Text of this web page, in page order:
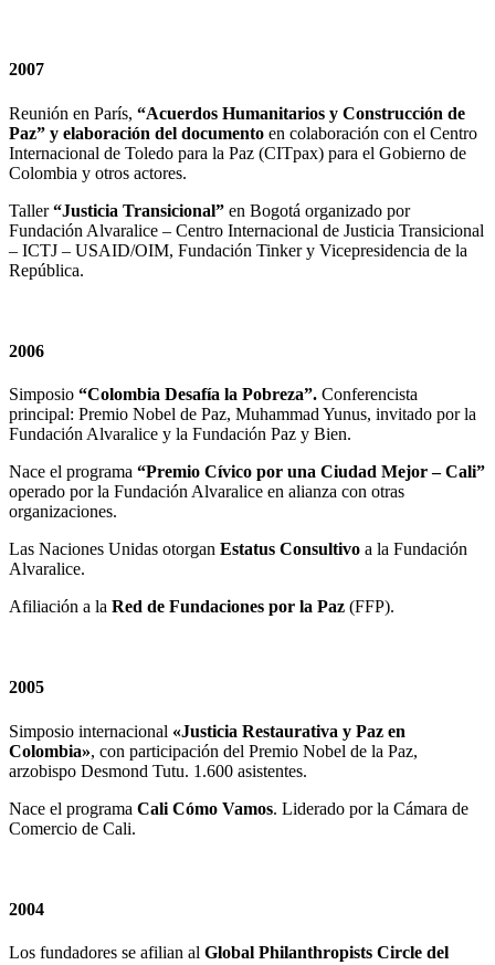
2007
Reunión en París, “Acuerdos Humanitarios y Construcción de
Paz” y elaboración del documento en colaboración con el Centro
Internacional de Toledo para la Paz (CITpax) para el Gobierno de
Colombia y otros actores.
Taller“Justicia Transicional” en Bogotá organizado por
Fundación Alvaralice – Centro Internacional de Justicia Transicional
– ICTJ – USAID/OIM, Fundación Tinker y Vicepresidencia de la
República.
2006
Simposio “Colombia Desafía la Pobreza”. Conferencista
principal: Premio Nobel de Paz, Muhammad Yunus, invitado por la
Fundación Alvaralice y la Fundación Paz y Bien.
Nace el programa “Premio Cívico por una Ciudad Mejor – Cali”
operado por la Fundación Alvaralice en alianza con otras
organizaciones.
Las Naciones Unidas otorgan Estatus Consultivo a la Fundación
Alvaralice.
Afiliación a la Red de Fundaciones por la Paz (FFP).
2005
Simposio internacional «Justicia Restaurativa y Paz en
Colombia», con participación del Premio Nobel de la Paz,
arzobispo Desmond Tutu. 1.600 asistentes.
Nace el programa Cali Cómo Vamos. Liderado por la Cámara de
Comercio de Cali.
2004
Los fundadores se afilian al Global Philanthropists Circle del